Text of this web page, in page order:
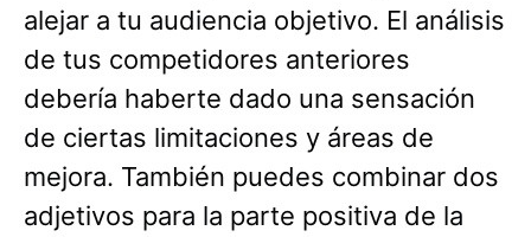
alejar a tu audiencia objetivo. El análisis
de tus competidores anteriores
debería haberte dado una sensación
de ciertas limitaciones y áreas de
mejora. También puedes combinar dos
adjetivos para la parte positiva de la